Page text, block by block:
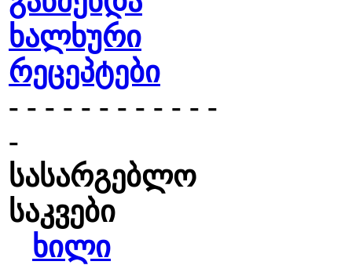
ხალხური
რეცეპტები
- - - - - - - - - - - -
-
სასარგებლო
საკვები
ხილი